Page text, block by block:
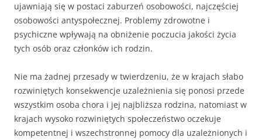
ujawniają się w postaci zaburzeń osobowości, najczęściej
osobowości antyspołecznej. Problemy zdrowotne i
psychiczne wpływają na obniżenie poczucia jakości życia
tych osób oraz członków ich rodzin.
Nie ma żadnej przesady w twierdzeniu, że w krajach słabo
rozwiniętych konsekwencje uzależnienia się ponosi przede
wszystkim osoba chora i jej najbliższa rodzina, natomiast w
krajach wysoko rozwiniętych społeczeństwo oczekuje
kompetentnej i wszechstronnej pomocy dla uzależnionych i